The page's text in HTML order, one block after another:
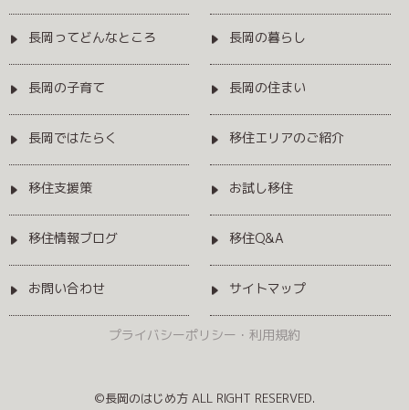
長岡ってどんなところ
長岡の子育て
長岡ではたらく
移住支援策
移住情報ブログ
お問い合わせ
長岡の暮らし
長岡の住まい
移住エリアのご紹介
お試し移住
移住Q&A
サイトマップ
プライバシーポリシー・利用規約
©長岡のはじめ方 ALL RIGHT RESERVED.